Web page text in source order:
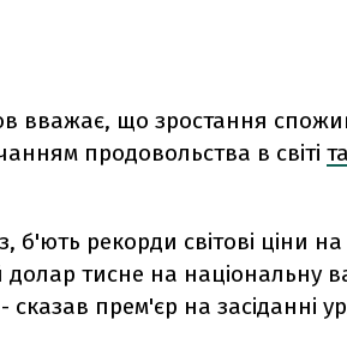
вважає, що зростання
продовольства в світі та
б'ють рекорди світові ціни на
тисне на національну
прем'єр на засіданні